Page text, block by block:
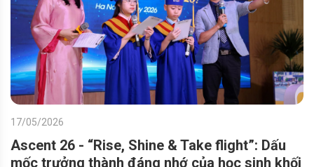
17/05/2026
Ascent 26 - “Rise, Shine & Take flight”: Dấu
mốc trưởng thành đáng nhớ của học sinh khối